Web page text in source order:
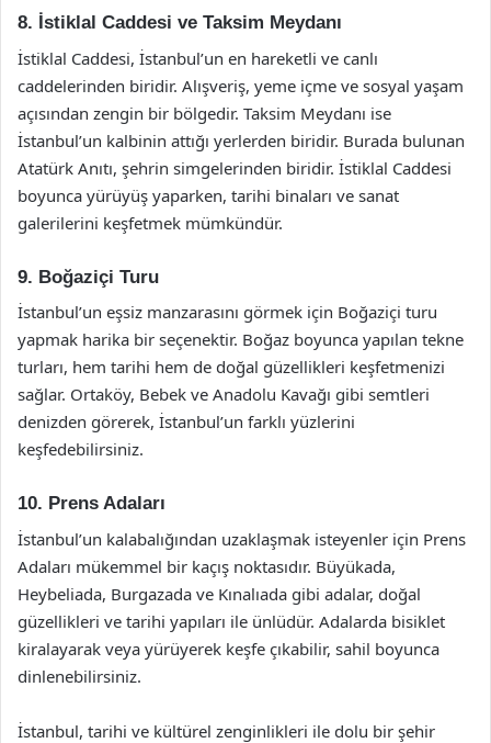
8. İstiklal Caddesi ve Taksim Meydanı
İstiklal Caddesi, İstanbul’un en hareketli ve canlı
caddelerinden biridir. Alışveriş, yeme içme ve sosyal yaşam
açısından zengin bir bölgedir. Taksim Meydanı ise
İstanbul’un kalbinin attığı yerlerden biridir. Burada bulunan
Atatürk Anıtı, şehrin simgelerinden biridir. İstiklal Caddesi
boyunca yürüyüş yaparken, tarihi binaları ve sanat
galerilerini keşfetmek mümkündür.
9. Boğaziçi Turu
İstanbul’un eşsiz manzarasını görmek için Boğaziçi turu
yapmak harika bir seçenektir. Boğaz boyunca yapılan tekne
turları, hem tarihi hem de doğal güzellikleri keşfetmenizi
sağlar. Ortaköy, Bebek ve Anadolu Kavağı gibi semtleri
denizden görerek, İstanbul’un farklı yüzlerini
keşfedebilirsiniz.
10. Prens Adaları
İstanbul’un kalabalığından uzaklaşmak isteyenler için Prens
Adaları mükemmel bir kaçış noktasıdır. Büyükada,
Heybeliada, Burgazada ve Kınalıada gibi adalar, doğal
güzellikleri ve tarihi yapıları ile ünlüdür. Adalarda bisiklet
kiralayarak veya yürüyerek keşfe çıkabilir, sahil boyunca
dinlenebilirsiniz.
İstanbul, tarihi ve kültürel zenginlikleri ile dolu bir şehir